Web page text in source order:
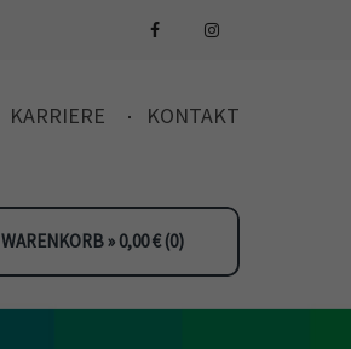
KARRIERE KONTAKT
WARENKORB » 0,00€(0)